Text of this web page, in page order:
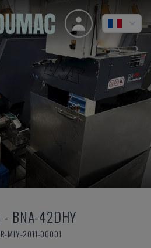
- BNA-42DHY
MIY-2011-00001